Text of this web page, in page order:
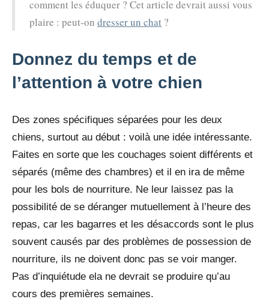
comment les éduquer ? Cet article devrait aussi vous
plaire : peut-on dresser un chat ?
Donnez du temps et de
l’attention à votre chien
Des zones spécifiques séparées pour les deux
chiens, surtout au début : voilà une idée intéressante.
Faites en sorte que les couchages soient différents et
séparés (même des chambres) et il en ira de même
pour les bols de nourriture. Ne leur laissez pas la
possibilité de se déranger mutuellement à l’heure des
repas, car les bagarres et les désaccords sont le plus
souvent causés par des problèmes de possession de
nourriture, ils ne doivent donc pas se voir manger.
Pas d’inquiétude ela ne devrait se produire qu’au
cours des premières semaines.